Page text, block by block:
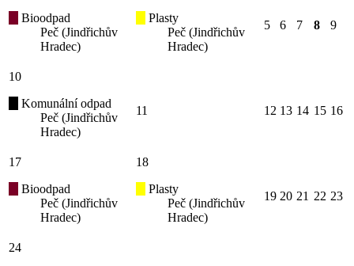
Bioodpad
Peč (Jindřichův
Hradec)
Plasty
Peč (Jindřichův
Hradec)
5 6 7 8 9
10
Komunální odpad
Peč (Jindřichův
Hradec)
11 12 13 14 15 16
17
Bioodpad
Peč (Jindřichův
Hradec)
18
Plasty
Peč (Jindřichův
Hradec)
19 20 21 22 23
24